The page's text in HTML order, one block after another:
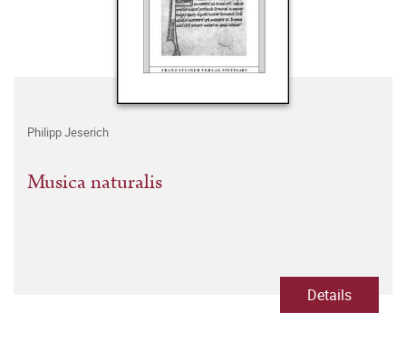
Philipp Jeserich
Musica naturalis
Details